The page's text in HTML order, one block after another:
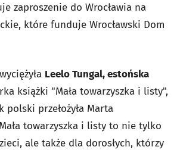
zaproszenie do Wrocławia na
które funduje Wrocławski Dom
Leelo Tungal, estońska
książki "Mała towarzyszka i listy",
polski przełożyła Marta
Mała towarzyszka i listy to nie tylko
ale także dla dorosłych, którzy